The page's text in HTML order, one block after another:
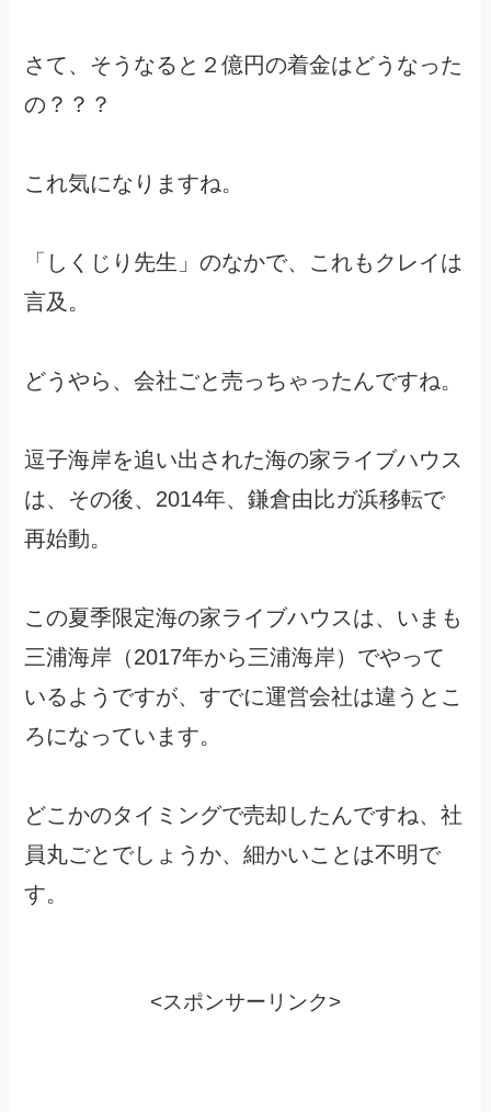
さて、そうなると２億円の着金はどうなった
の？？？
これ気になりますね。
「しくじり先生」のなかで、これもクレイは
言及。
どうやら、会社ごと売っちゃったんですね。
逗子海岸を追い出された海の家ライブハウス
は、その後、2014年、鎌倉由比ガ浜移転で
再始動。
この夏季限定海の家ライブハウスは、いまも
三浦海岸（2017年から三浦海岸）でやって
いるようですが、すでに運営会社は違うとこ
ろになっています。
どこかのタイミングで売却したんですね、社
員丸ごとでしょうか、細かいことは不明で
す。
<スポンサーリンク>